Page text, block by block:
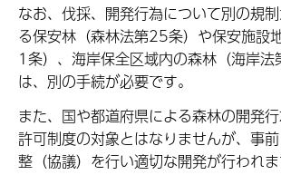
なお、伐採、開発行為について別の規
る保安林（森林法第25条）や保安施設
1条）、海岸保全区域内の森林（海岸
は、別の手続が必要です。
また、国や都道府県による森林の開発
許可制度の対象とはなりませんが、事
整（協議）を行い適切な開発が行われま